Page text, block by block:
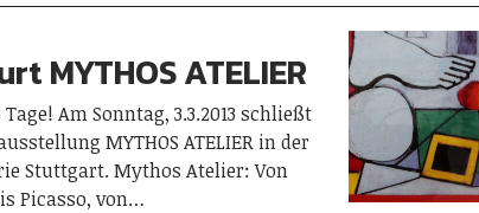
MYTHOS ATELIER
Am Sonntag, 3.3.2013 schließt
MYTHOS ATELIER in der
Stuttgart. Mythos Atelier: Von
Picasso, von…